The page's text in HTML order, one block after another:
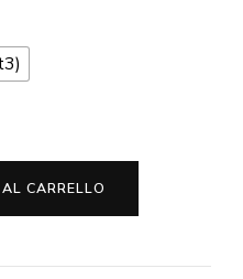
CARRELLO